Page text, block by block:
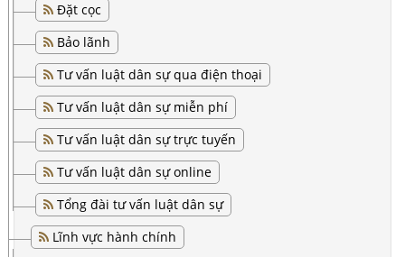
Đặt cọc
Bảo lãnh
Tư vấn luật dân sự qua điện thoại
Tư vấn luật dân sự miễn phí
Tư vấn luật dân sự trực tuyến
Tư vấn luật dân sự online
Tổng đài tư vấn luật dân sự
Lĩnh vực hành chính